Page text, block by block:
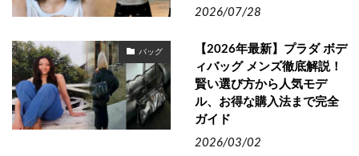
2026/07/28
バッグ
【2026年最新】プラダ ボデ
ィバッグ メンズ徹底解説！
賢い選び方から人気モデ
ル、お得な購入法まで完全
ガイド
2026/03/02